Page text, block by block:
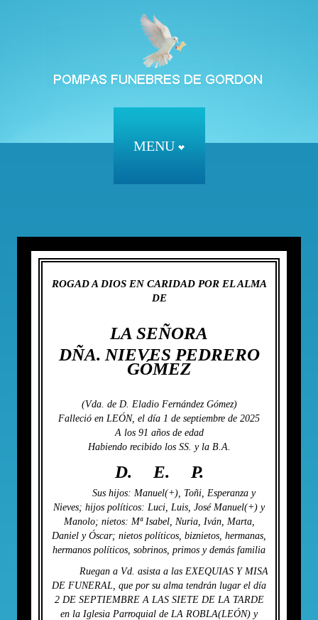
MENU
ROGAD A DIOS EN CARIDAD POR EL ALMA
DE
LA SEÑORA
DÑA. NIEVES PEDRERO
GÓMEZ
(Vda. de D. Eladio Fernández Gómez)
Falleció en LEÓN, el día 1 de septiembre de 2025
A los 91 años de edad
Habiendo recibido los SS. y la B.A.
D. E. P.
Sus hijos: Manuel(+), Toñi, Esperanza y
Nieves; hijos políticos: Luci, Luis, José Manuel(+) y
Manolo; nietos: Mª Isabel, Nuria, Iván, Marta,
Daniel y Óscar; nietos políticos, biznietos, hermanas,
hermanos políticos, sobrinos, primos y demás familia
Ruegan a Vd. asista a las EXEQUIAS Y MISA
DE FUNERAL, que por su alma tendrán lugar el día
2 DE SEPTIEMBRE A LAS SIETE DE LA TARDE
en la Iglesia Parroquial de LA ROBLA(LEÓN) y